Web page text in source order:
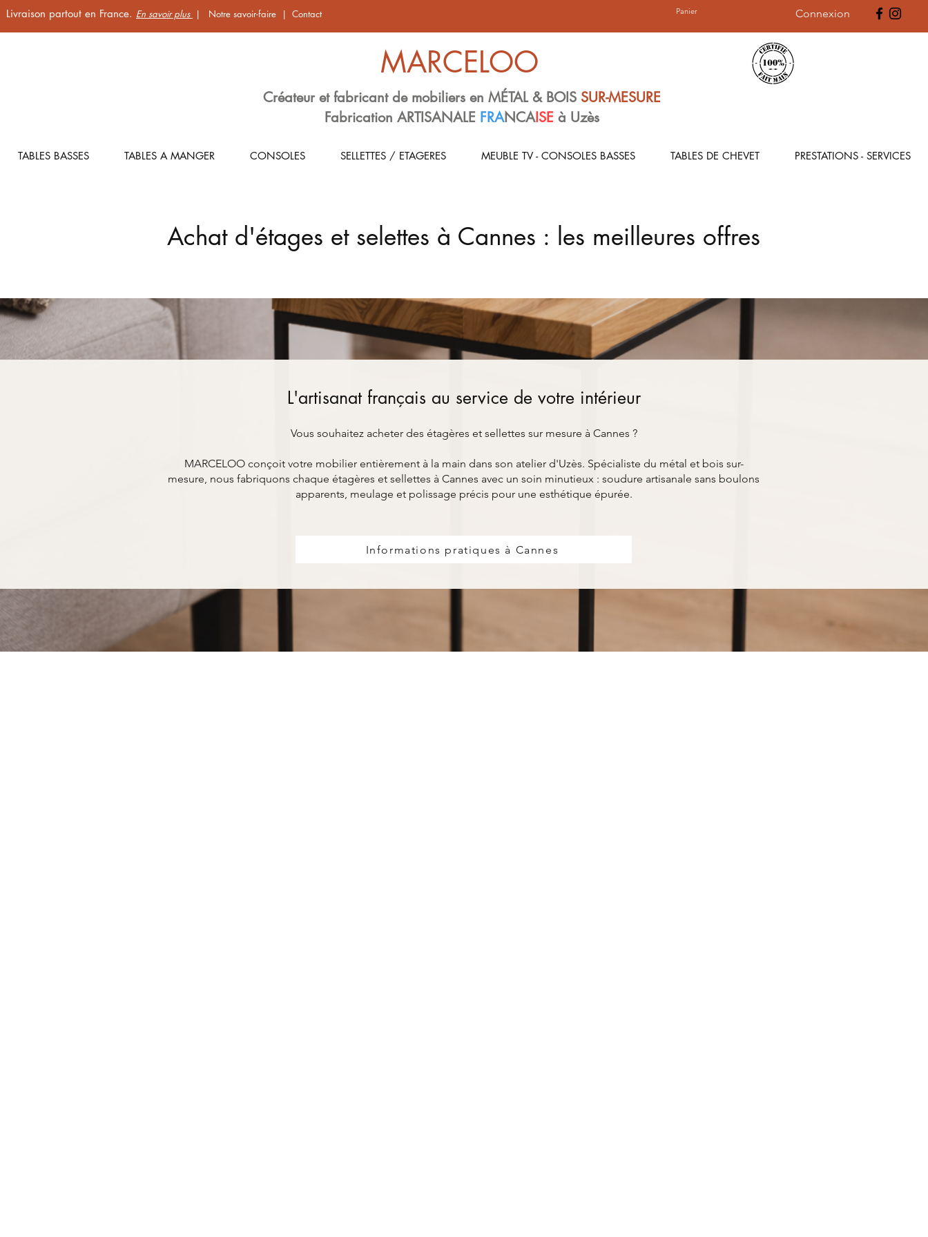
Livraison partout en France. En savoir plus | Notre savoir-faire | Contact Panier Connexion
MARCELOO
Créateur et fabricant de mobiliers en MÉTAL & BOIS SUR-MESURE
Fabrication ARTISANALE FRANCAISE à Uzès
TABLES BASSES TABLES A MANGER CONSOLES SELLETTES / ETAGERES MEUBLE TV - CONSOLES BASSES TABLES DE CHEVET PRESTATIONS - SERVICES
Achat d'étages et selettes à Cannes : les meilleures offres
L'artisanat français au service de votre intérieur
Vous souhaitez acheter des étagères et sellettes sur mesure à Cannes ?
MARCELOO conçoit votre mobilier entièrement à la main dans son atelier d'Uzès. Spécialiste du métal et bois sur-
mesure, nous fabriquons chaque étagères et sellettes à Cannes avec un soin minutieux : soudure artisanale sans boulons
apparents, meulage et polissage précis pour une esthétique épurée.
Informations pratiques à Cannes